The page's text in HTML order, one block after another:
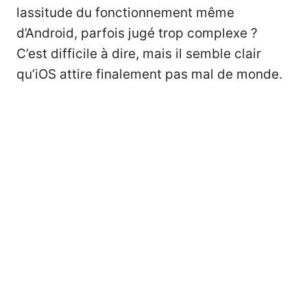
lassitude du fonctionnement même
d’Android, parfois jugé trop complexe ?
C’est difficile à dire, mais il semble clair
qu’iOS attire finalement pas mal de monde.